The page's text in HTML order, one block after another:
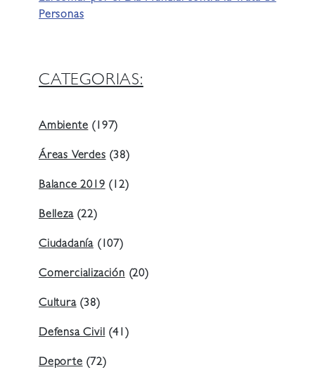
Personas
CATEGORIAS:
Ambiente (197)
Áreas Verdes (38)
Balance 2019 (12)
Belleza(22)
Ciudadanía (107)
Comercialización (20)
Cultura(38)
Defensa Civil (41)
Deporte (72)